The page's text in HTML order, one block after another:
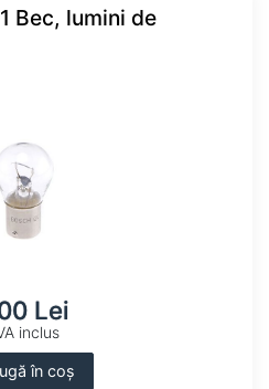
Bec, lumini de
Lei
inclus
în coș